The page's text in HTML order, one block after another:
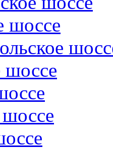
шоссе
шоссе